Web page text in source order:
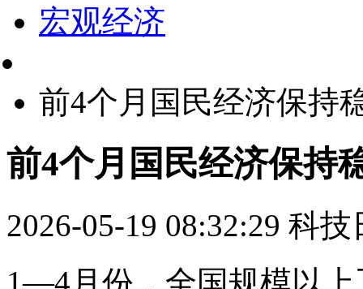
宏观经济
前4个月国民经济保持
前4个月国民经济保持
2026-05-19 08:32:29 科
1—4月份，全国规模以上